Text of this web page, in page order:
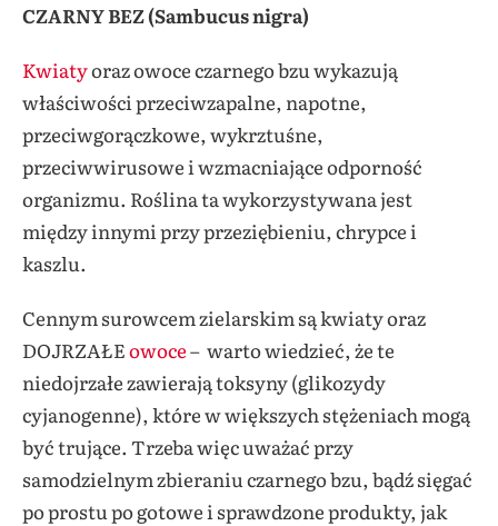
CZARNY BEZ (Sambucus nigra)
Kwiatyoraz owoce czarnego bzu wykazują
właściwości przeciwzapalne, napotne,
przeciwgorączkowe, wykrztuśne,
przeciwwirusowe i wzmacniające odporność
organizmu. Roślina ta wykorzystywana jest
między innymi przy przeziębieniu, chrypce i
kaszlu.
Cennym surowcem zielarskim są kwiaty oraz
DOJRZAŁEowoce– warto wiedzieć, że te
niedojrzałe zawierają toksyny (glikozydy
cyjanogenne), które w większych stężeniach mogą
być trujące. Trzeba więc uważać przy
samodzielnym zbieraniu czarnego bzu, bądź sięgać
po prostu po gotowe i sprawdzone produkty, jak